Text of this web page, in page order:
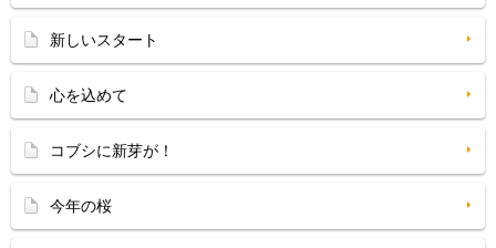
新しいスタート
心を込めて
コブシに新芽が！
今年の桜